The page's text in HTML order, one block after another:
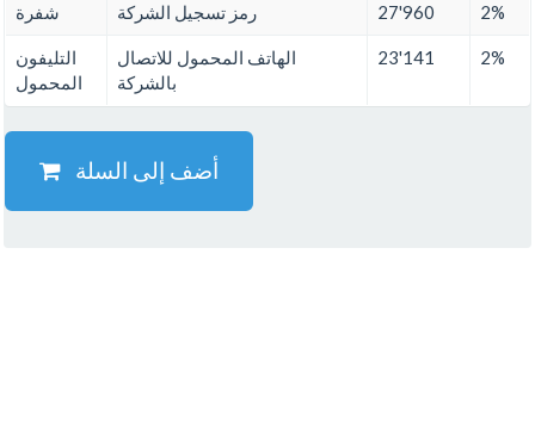
شفرة رمز تسجيل الشركة 27'960 2%
التليفون
المحمول
الهاتف المحمول للاتصال
بالشركة
23'141 2%
أضف إلى السلة